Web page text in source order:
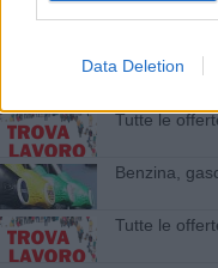
Data Deletion
​Benzina,
​Tutte le
​Benzina,
​Tutte le